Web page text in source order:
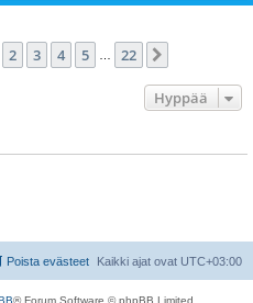
/22
2 3 4 5 22
Hyppää
Kaikki ajat ovat UTC+03:00
Poista evästeet
® Forum Software © phpBB Limited